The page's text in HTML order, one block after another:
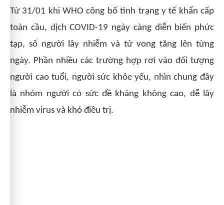
Từ 31/01 khi WHO công bố tình trạng y tế khẩn cấp
toàn cầu, dịch COVID-19 ngày càng diễn biến phức
tạp, số người lây nhiễm và tử vong tăng lên từng
ngày. Phần nhiều các trường hợp rơi vào đối tượng
người cao tuổi, người sức khỏe yếu, nhìn chung đây
là nhóm người có sức đề kháng không cao, dễ lây
nhiễm virus và khó điều trị.